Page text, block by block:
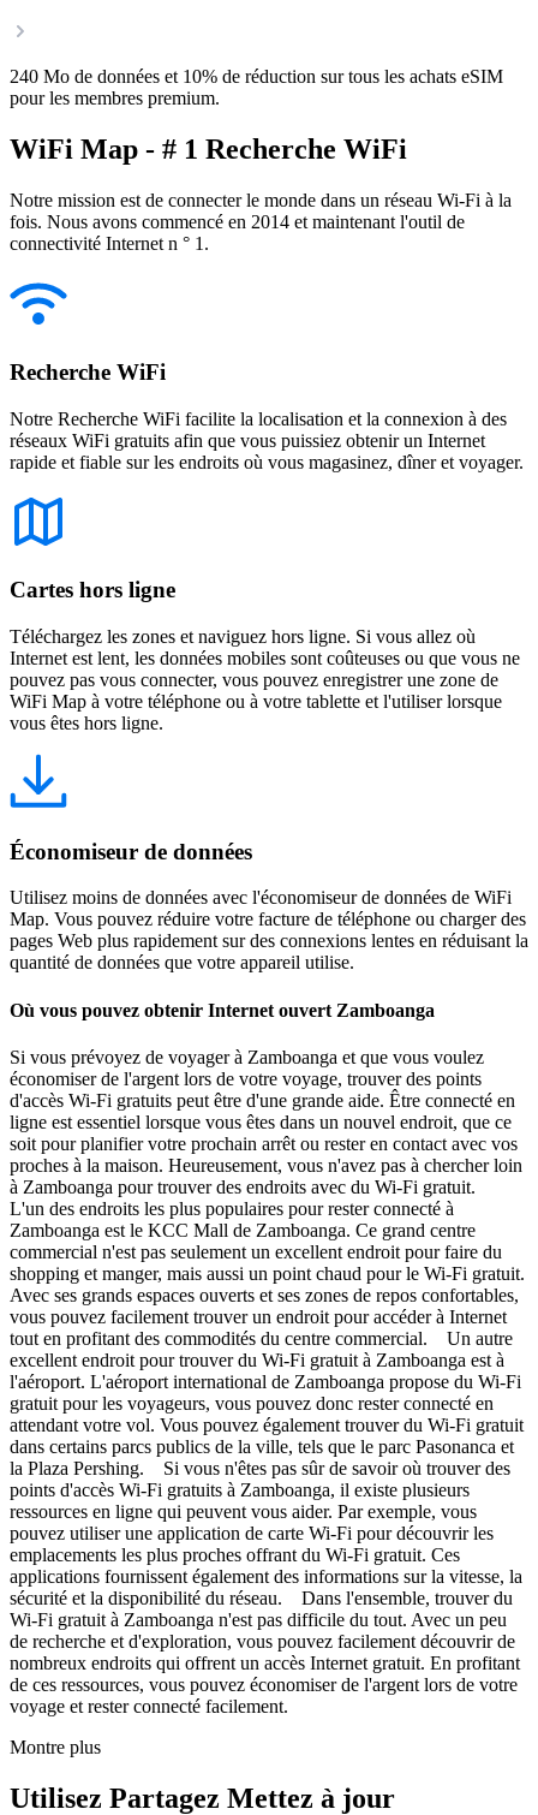
240 Mo de données et 10% de réduction sur tous les achats eSIM
pour les membres premium.
WiFi Map - # 1 Recherche WiFi
Notre mission est de connecter le monde dans un réseau Wi-Fi à la
fois. Nous avons commencé en 2014 et maintenant l'outil de
connectivité Internet n ° 1.
Recherche WiFi
Notre Recherche WiFi facilite la localisation et la connexion à des
réseaux WiFi gratuits afin que vous puissiez obtenir un Internet
rapide et fiable sur les endroits où vous magasinez, dîner et voyager.
Cartes hors ligne
Téléchargez les zones et naviguez hors ligne. Si vous allez où
Internet est lent, les données mobiles sont coûteuses ou que vous ne
pouvez pas vous connecter, vous pouvez enregistrer une zone de
WiFi Map à votre téléphone ou à votre tablette et l'utiliser lorsque
vous êtes hors ligne.
Économiseur de données
Utilisez moins de données avec l'économiseur de données de WiFi
Map. Vous pouvez réduire votre facture de téléphone ou charger des
pages Web plus rapidement sur des connexions lentes en réduisant la
quantité de données que votre appareil utilise.
Où vous pouvez obtenir Internet ouvert Zamboanga
Si vous prévoyez de voyager à Zamboanga et que vous voulez
économiser de l'argent lors de votre voyage, trouver des points
d'accès Wi-Fi gratuits peut être d'une grande aide. Être connecté en
ligne est essentiel lorsque vous êtes dans un nouvel endroit, que ce
soit pour planifier votre prochain arrêt ou rester en contact avec vos
proches à la maison. Heureusement, vous n'avez pas à chercher loin
à Zamboanga pour trouver des endroits avec du Wi-Fi gratuit.
L'un des endroits les plus populaires pour rester connecté à
Zamboanga est le KCC Mall de Zamboanga. Ce grand centre
commercial n'est pas seulement un excellent endroit pour faire du
shopping et manger, mais aussi un point chaud pour le Wi-Fi gratuit.
Avec ses grands espaces ouverts et ses zones de repos confortables,
vous pouvez facilement trouver un endroit pour accéder à Internet
tout en profitant des commodités du centre commercial. Un autre
excellent endroit pour trouver du Wi-Fi gratuit à Zamboanga est à
l'aéroport. L'aéroport international de Zamboanga propose du Wi-Fi
gratuit pour les voyageurs, vous pouvez donc rester connecté en
attendant votre vol. Vous pouvez également trouver du Wi-Fi gratuit
dans certains parcs publics de la ville, tels que le parc Pasonanca et
la Plaza Pershing. Si vous n'êtes pas sûr de savoir où trouver des
points d'accès Wi-Fi gratuits à Zamboanga, il existe plusieurs
ressources en ligne qui peuvent vous aider. Par exemple, vous
pouvez utiliser une application de carte Wi-Fi pour découvrir les
emplacements les plus proches offrant du Wi-Fi gratuit. Ces
applications fournissent également des informations sur la vitesse, la
sécurité et la disponibilité du réseau. Dans l'ensemble, trouver du
Wi-Fi gratuit à Zamboanga n'est pas difficile du tout. Avec un peu
de recherche et d'exploration, vous pouvez facilement découvrir de
nombreux endroits qui offrent un accès Internet gratuit. En profitant
de ces ressources, vous pouvez économiser de l'argent lors de votre
voyage et rester connecté facilement.
Montre plus
Utilisez Partagez Mettez à jour